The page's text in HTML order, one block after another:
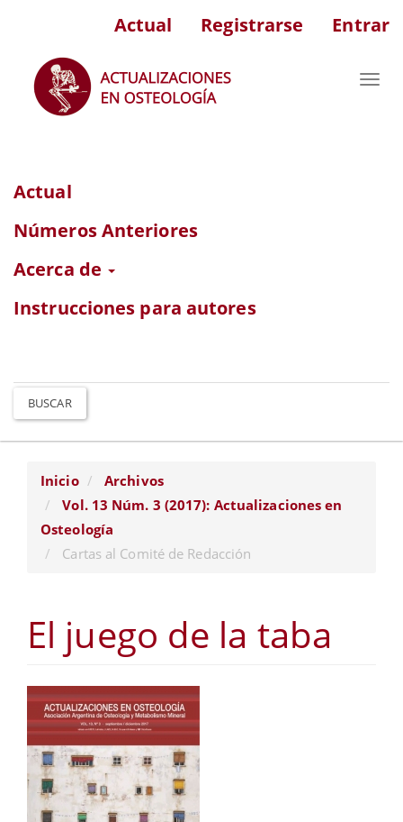
Contenido
principal
Barra
Actual Registrarse Entrar
Actual
Números Anteriores
Acerca de
Instrucciones para autores
BUSCAR
Inicio
Archivos
Vol. 13 Núm. 3 (2017): Actualizaciones en
Osteología
Cartas al Comité de Redacción
El juego de la taba
Barra
lateral
del
artículo